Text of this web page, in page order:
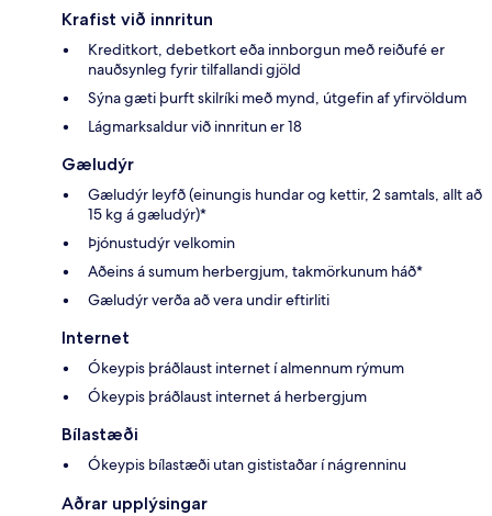
Krafist við innritun
Kreditkort, debetkort eða innborgun með reiðufé er
nauðsynleg fyrir tilfallandi gjöld
Sýna gæti þurft skilríki með mynd, útgefin af yfirvöldum
Lágmarksaldur við innritun er 18
Gæludýr
Gæludýr leyfð (einungis hundar og kettir, 2 samtals, allt að
15 kg á gæludýr)*
Þjónustudýr velkomin
Aðeins á sumum herbergjum, takmörkunum háð*
Gæludýr verða að vera undir eftirliti
Internet
Ókeypis þráðlaust internet í almennum rýmum
Ókeypis þráðlaust internet á herbergjum
Bílastæði
Ókeypis bílastæði utan gististaðar í nágrenninu
Aðrar upplýsingar